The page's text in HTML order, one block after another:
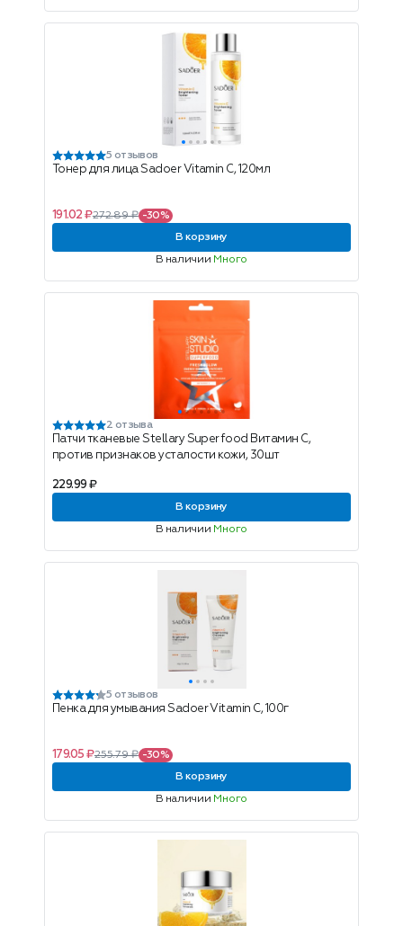
5 отзывов
Тонер для лица Sadoer Vitamin C, 120мл
191.02 ₽272.89 ₽ -30%
В корзину
В наличии Много
2 отзыва
Патчи тканевые Stellary Superfood Витамин С,
против признаков усталости кожи, 30шт
229.99 ₽
В корзину
В наличии Много
5 отзывов
Пенка для умывания Sadoer Vitamin C, 100г
179.05 ₽255.79 ₽ -30%
В корзину
В наличии Много